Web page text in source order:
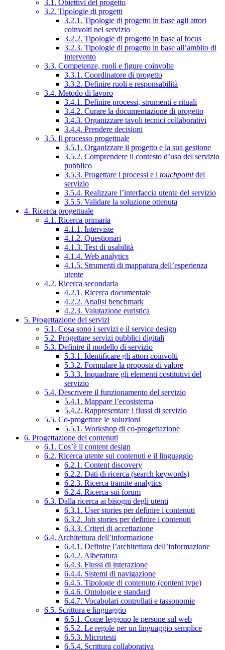
3.1. Obiettivi del progetto
3.2. Tipologie di progetti
3.2.1. Tipologie di progetto in base agli attori
coinvolti nel servizio
3.2.2. Tipologie di progetto in base al focus
3.2.3. Tipologie di progetto in base all’ambito di
intervento
3.3. Competenze, ruoli e figure coinvolte
3.3.1. Coordinatore di progetto
3.3.2. Definire ruoli e responsabilità
3.4. Metodo di lavoro
3.4.1. Definire processi, strumenti e rituali
3.4.2. Curare la documentazione di progetto
3.4.3. Organizzare tavoli tecnici collaborativi
3.4.4. Prendere decisioni
3.5. Il processo progettuale
3.5.1. Organizzare il progetto e la sua gestione
3.5.2. Comprendere il contesto d’uso del servizio
pubblico
3.5.3. Progettare i processi e i touchpointdel
servizio
3.5.4. Realizzare l’interfaccia utente del servizio
3.5.5. Validare la soluzione ottenuta
4. Ricerca progettuale
4.1. Ricerca primaria
4.1.1. Interviste
4.1.2. Questionari
4.1.3. Test di usabilità
4.1.4. Web analytics
4.1.5. Strumenti di mappatura dell’esperienza
utente
4.2. Ricerca secondaria
4.2.1. Ricerca documentale
4.2.2. Analisi benchmark
4.2.3. Valutazione euristica
5. Progettazione dei servizi
5.1. Cosa sono i servizi e il service design
5.2. Progettare servizi pubblici digitali
5.3. Definire il modello di servizio
5.3.1. Identificare gli attori coinvolti
5.3.2. Formulare la proposta di valore
5.3.3. Inquadrare gli elementi costitutivi del
servizio
5.4. Descrivere il funzionamento del servizio
5.4.1. Mappare l’ecosistema
5.4.2. Rappresentare i flussi di servizio
5.5. Co-progettare le soluzioni
5.5.1. Workshop di co-progettazione
6. Progettazione dei contenuti
6.1. Cos’è il content design
6.2. Ricerca utente sui contenuti e il linguaggio
6.2.1. Content discovery
6.2.2. Dati di ricerca (search keywords)
6.2.3. Ricerca tramite analytics
6.2.4. Ricerca sui forum
6.3. Dalla ricerca ai bisogni degli utenti
6.3.1. User stories per definire i contenuti
6.3.2. Job stories per definire i contenuti
6.3.3. Criteri di accettazione
6.4. Architettura dell’informazione
6.4.1. Definire l’architettura dell’informazione
6.4.2. Alberatura
6.4.3. Flussi di interazione
6.4.4. Sistemi di navigazione
6.4.5. Tipologie di contenuto (content type)
6.4.6. Ontologie e standard
6.4.7. Vocabolari controllati e tassonomie
6.5. Scrittura e linguaggio
6.5.1. Come leggono le persone sul web
6.5.2. Le regole per un linguaggio semplice
6.5.3. Microtesti
6.5.4. Scrittura collaborativa